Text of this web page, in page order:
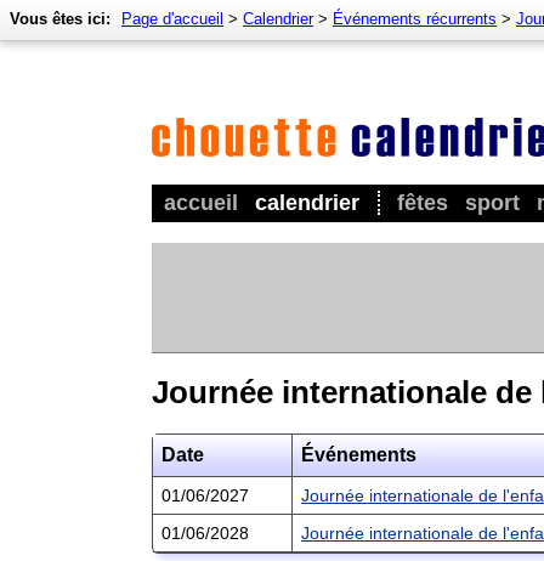
accueil calendrier fêtes sport
Vous êtes ici: Page d'accueil > Calendrier> Événements récurrents >
Journée internationale de
Date Événements
01/06/2027
Journée internationale de
01/06/2028
Journée internationale de